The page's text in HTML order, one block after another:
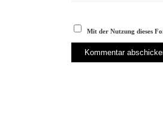
Mit der Nutzung dieses